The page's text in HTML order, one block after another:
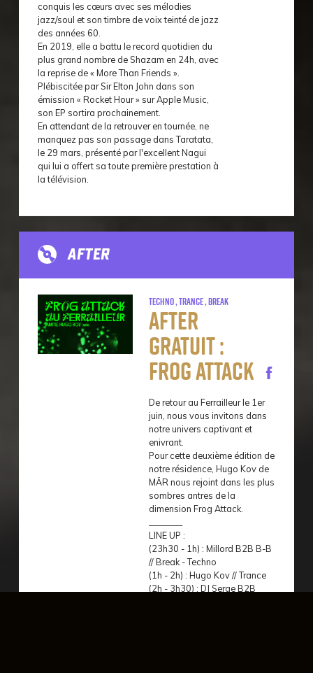
conquis les cœurs avec ses mélodies
jazz/soul et son timbre de voix teinté de jazz
des années 60.
En 2019, elle a battu le record quotidien du
plus grand nombre de Shazam en 24h, avec
la reprise de « More Than Friends ».
Plébiscitée par Sir Elton John dans son
émission « Rocket Hour » sur Apple Music,
son EP sortira prochainement.
En attendant de la retrouver en tournée, ne
manquez pas son passage dans Taratata,
le 29 mars, présenté par l'excellent Nagui
qui lui a offert sa toute première prestation à
la télévision.
AFTER
Techno , Trance , Break
After
Gratuit :
Frog Attack
De retour au Ferrailleur le 1er
juin, nous vous invitons dans
notre univers captivant et
enivrant.
Pour cette deuxième édition de
notre résidence, Hugo Kov de
MÄR nous rejoint dans les plus
sombres antres de la
dimension Frog Attack.
LINE UP :
(23h30 - 1h) : Millord B2B B-B
// Break - Techno
(1h - 2h) : Hugo Kov // Trance
(2h - 3h30) : DJ Serge B2B